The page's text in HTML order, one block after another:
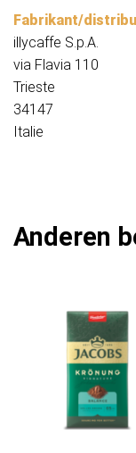
Fabrikant/
illycaffe S.p.A.
via Flavia 110
Trieste
34147
Italie
Anderen